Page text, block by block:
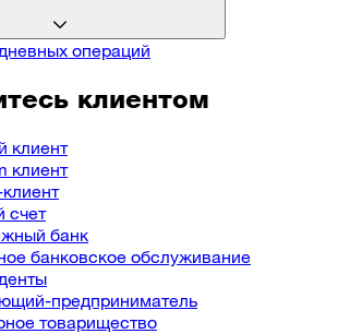
операций
клиентом
клиент
клиент
счет
банк
банковское обслуживание
предприниматель
товарищество